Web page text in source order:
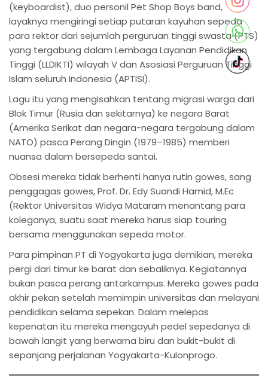
(keyboardist), duo personil Pet Shop Boys band,
layaknya mengiringi setiap putaran kayuhan sepeda
para rektor dari sejumlah perguruan tinggi swasta (PTS)
yang tergabung dalam Lembaga Layanan Pendidikan
Tinggi (LLDIKTI) wilayah V dan Asosiasi Perguruan Tinggi
Islam seluruh Indonesia (APTISI).
Lagu itu yang mengisahkan tentang migrasi warga dari
Blok Timur (Rusia dan sekitarnya) ke negara Barat
(Amerika Serikat dan negara-negara tergabung dalam
NATO) pasca ‎Perang Dingin (1979–1985) memberi
nuansa dalam bersepeda santai.
Obsesi mereka tidak berhenti hanya rutin gowes, sang
penggagas gowes, Prof. Dr. Edy Suandi Hamid, M.Ec
(Rektor Universitas Widya Mataram menantang para
koleganya, suatu saat mereka harus siap touring
bersama menggunakan sepeda motor.
Para pimpinan PT di Yogyakarta juga demikian, mereka
pergi dari timur ke barat dan sebaliknya. Kegiatannya
bukan pasca perang antarkampus. Mereka gowes pada
akhir pekan setelah memimpin universitas dan melayani
pendidikan selama sepekan. Dalam melepas
kepenatan itu mereka mengayuh pedel sepedanya di
bawah langit yang berwarna biru dan bukit-bukit di
sepanjang perjalanan Yogyakarta-Kulonprogo.